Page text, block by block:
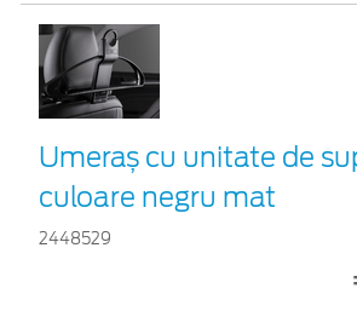
Umeraș cu unitate de
culoare negru mat
2448529